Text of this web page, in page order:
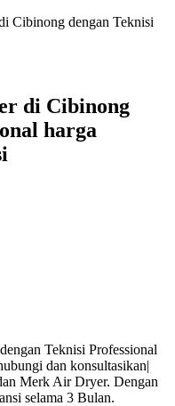
Cibinong dengan Teknisi
di Cibinong
harga
Teknisi Professional
dan konsultasikan|
Merk Air Dryer. Dengan
selama 3 Bulan.